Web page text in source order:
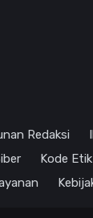
Redaksi
Kode Etik